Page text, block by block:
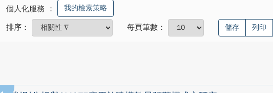
個人化服務 ： 我的檢索策略
排序： 每頁筆數： 儲存 列印